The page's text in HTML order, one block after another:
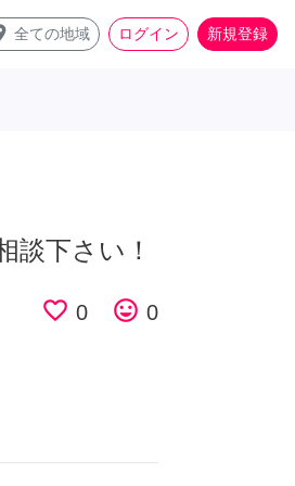
全ての地域 ログイン 新規登録
談下さい！
favorite_border 0 tag_faces 0